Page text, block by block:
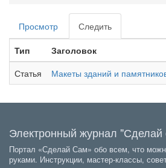
Главные
вкладки
Просмотр Следить
вкладка)
Тип
Заголовок
Статья
Макеты зданий и
Электронный журнал "Сделай
Портал «Сделай Сам» обо всем, что
руками. Инструкции, мастер-классы,